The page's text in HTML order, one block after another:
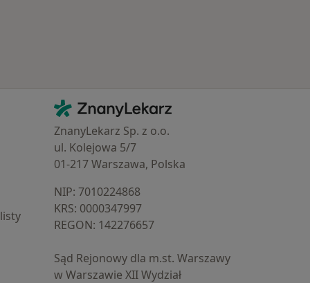
Kontakt
ZnanyLekarz - Strona główna
ZnanyLekarz Sp. z o.o.
ul. Kolejowa 5/7
01-217 Warszawa, Polska
NIP: ⁠7010224868
KRS: ⁠0000347997
REGON: ⁠142276657
Sąd Rejonowy dla m.st. Warszawy
w Warszawie XII Wydział